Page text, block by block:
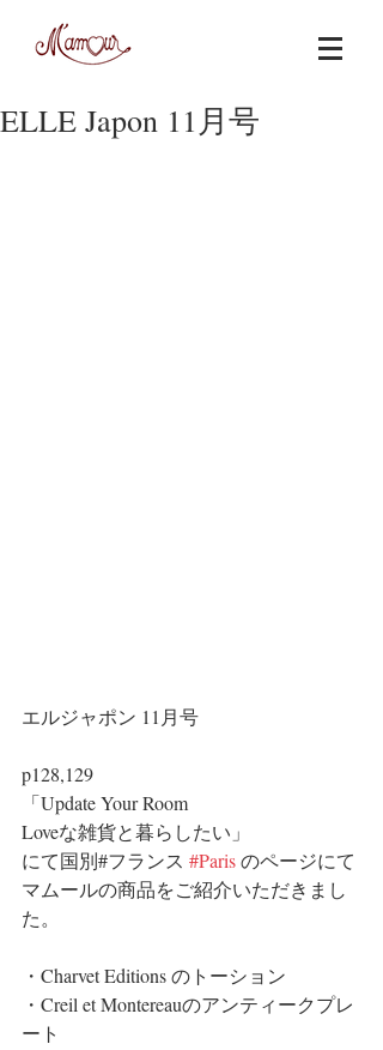
ELLE Japon 11月号
エルジャポン 11月号
p128,129
「Update Your Room
Loveな雑貨と暮らしたい」
にて国別#フランス #Paris のページにて
マムールの商品をご紹介いただきまし
た。
・Charvet Editions のトーション
・Creil et Montereauのアンティークプレ
ート